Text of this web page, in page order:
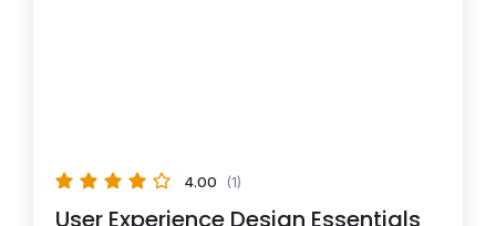
4.00 (1)
User Experience Design Essentials